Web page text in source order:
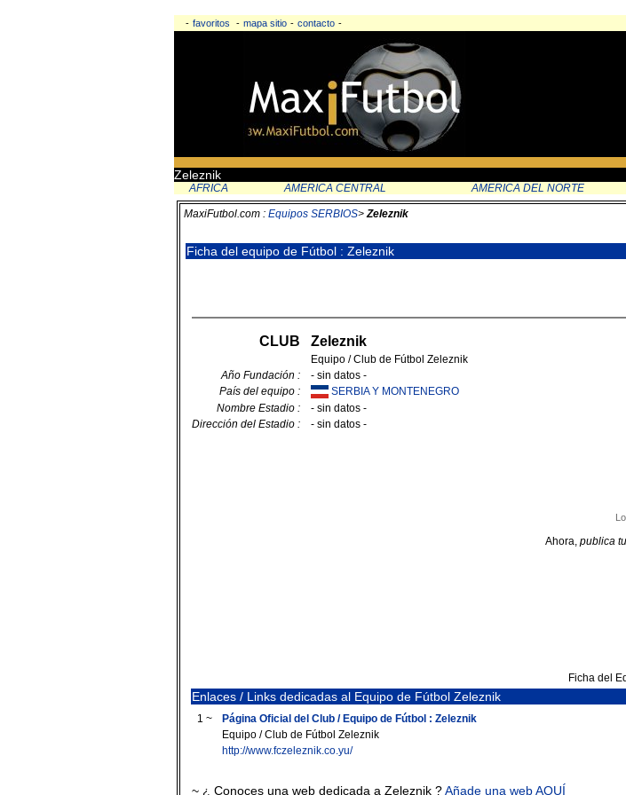
- favoritos - mapa sitio - contacto -
Zeleznik
AFRICA AMERICA CENTRAL AMERICA DEL NORTE
MaxiFutbol.com : Equipos SERBIOS>Zeleznik
Ficha del equipo de Fútbol : Zeleznik
CLUB Zeleznik
Equipo / Club de Fútbol Zeleznik
Año Fundación :
- sin datos -
País del equipo :
SERBIA Y MONTENEGRO
Nombre Estadio :
- sin datos -
Dirección del Estadio :
- sin datos -
Ahora, publica
Ficha del
Enlaces / Links dedicadas al Equipo de Fútbol Zeleznik
1 ~
Página Oficial del Club / Equipo de Fútbol : Zeleznik
Equipo / Club de Fútbol Zeleznik
http://www.fczeleznik.co.yu/
~ ¿ Conoces una web dedicada a Zeleznik ?Añade una web AQUÍ